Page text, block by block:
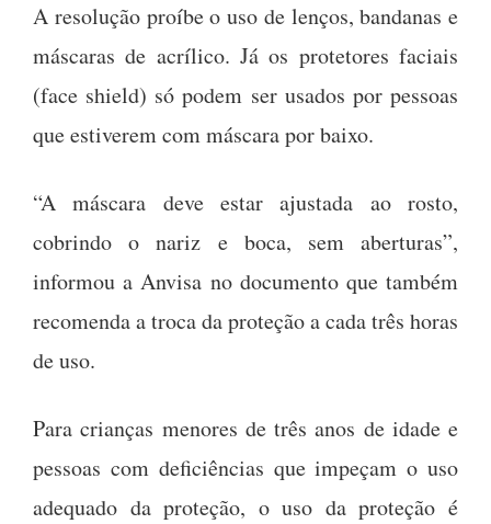
A resolução proíbe o uso de lenços, bandanas e
máscaras de acrílico. Já os protetores faciais
(face shield) só podem ser usados por pessoas
que estiverem com máscara por baixo.
“A máscara deve estar ajustada ao rosto,
cobrindo o nariz e boca, sem aberturas”,
informou a Anvisa no documento que também
recomenda a troca da proteção a cada três horas
de uso.
Para crianças menores de três anos de idade e
pessoas com deficiências que impeçam o uso
adequado da proteção, o uso da proteção é